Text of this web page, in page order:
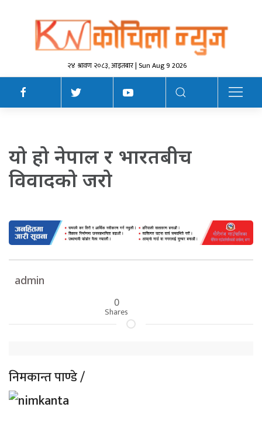
२४ श्रावण २०८३, आइतबार | Sun Aug 9 2026
यो हो नेपाल र भारतबीच
विवादको जरो
admin
0
Shares
निमकान्त पाण्डे /